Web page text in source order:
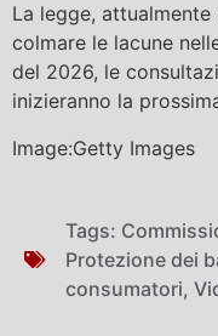
La legge,
colmare le lacune
del 2026, le
inizieranno la
Image:Getty Images
Tags:
Protezione dei
consumatori,